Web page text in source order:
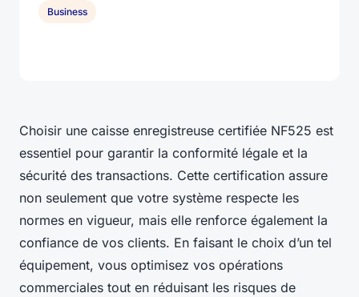
Choisir une caisse enregistreuse certifiée NF525 est
essentiel pour garantir la conformité légale et la
sécurité des transactions. Cette certification assure
non seulement que votre système respecte les
normes en vigueur, mais elle renforce également la
confiance de vos clients. En faisant le choix d’un tel
équipement, vous optimisez vos opérations
commerciales tout en réduisant les risques de
Business